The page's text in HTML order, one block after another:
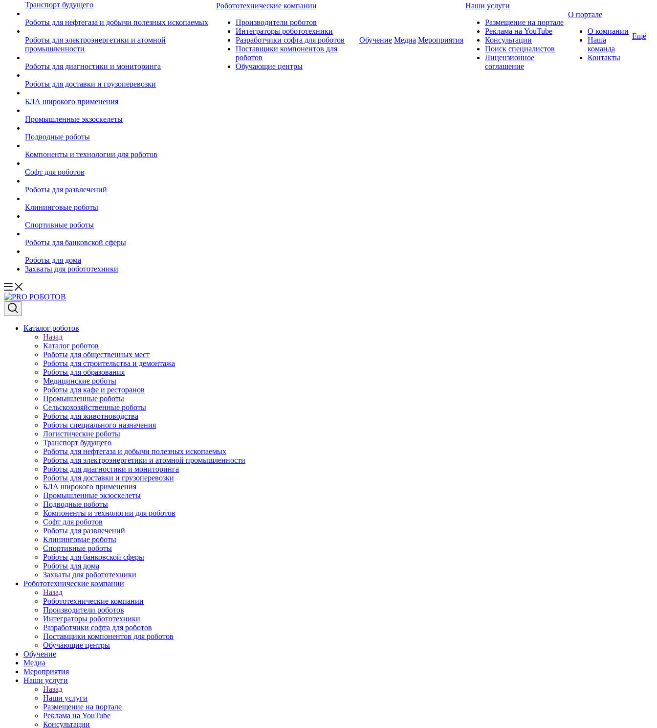
Транспорт будущего
Роботы для нефтегаза и добычи полезных ископаемых
Роботы для электроэнергетики и атомной
промышленности
Роботы для диагностики и мониторинга
Роботы для доставки и грузоперевозки
БЛА широкого применения
Промышленные экзоскелеты
Подводные роботы
Компоненты и технологии для роботов
Софт для роботов
Роботы для развлечений
Клининговые роботы
Спортивные роботы
Роботы для банковской сферы
Роботы для дома
Захваты для робототехники
Робототехнические компании
Производители роботов
Интеграторы робототехники
Разработчики софта для роботов
Поставщики компонентов для
роботов
Обучающие центры
Обучение Медиа Мероприятия
Наши услуги
Размещение на портале
Реклама на YouTube
Консультации
Поиск специалистов
Лицензионное
соглашение
О портале
О компании
Наша
команда
Контакты
Ещё
Каталог роботов
Назад
Каталог роботов
Роботы для общественных мест
Роботы для строительства и демонтажа
Роботы для образования
Медицинские роботы
Роботы для кафе и ресторанов
Промышленные роботы
Сельскохозяйственные роботы
Роботы для животноводства
Роботы специального назначения
Логистические роботы
Транспорт будущего
Роботы для нефтегаза и добычи полезных ископаемых
Роботы для электроэнергетики и атомной промышленности
Роботы для диагностики и мониторинга
Роботы для доставки и грузоперевозки
БЛА широкого применения
Промышленные экзоскелеты
Подводные роботы
Компоненты и технологии для роботов
Софт для роботов
Роботы для развлечений
Клининговые роботы
Спортивные роботы
Роботы для банковской сферы
Роботы для дома
Захваты для робототехники
Робототехнические компании
Назад
Робототехнические компании
Производители роботов
Интеграторы робототехники
Разработчики софта для роботов
Поставщики компонентов для роботов
Обучающие центры
Обучение
Медиа
Мероприятия
Наши услуги
Назад
Наши услуги
Размещение на портале
Реклама на YouTube
Консультации